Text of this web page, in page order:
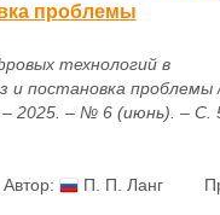
проблемы
технологий в
и постановка проблемы
2025. – № 6 (июнь). – С.
Автор: П. П. Ланг